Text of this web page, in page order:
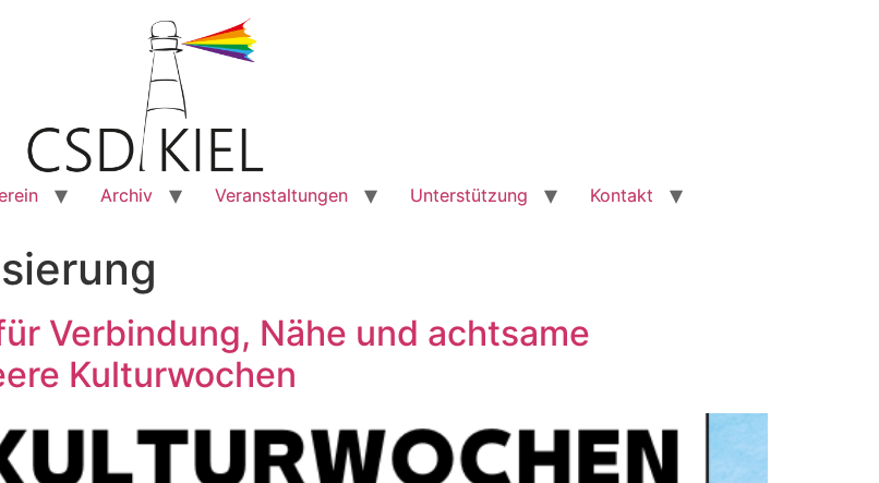
Archiv Veranstaltungen Unterstützung Kontakt
Verbindung, Nähe und achtsame
Kulturwochen